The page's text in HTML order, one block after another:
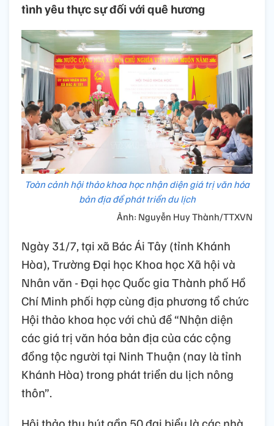
tình yêu thực sự đối với quê hương
Toàn cảnh hội thảo khoa học nhận diện giá trị văn hóa
bản địa để phát triển du lịch
Ảnh: Nguyễn Huy Thành/TTXVN
Ngày 31/7, tại xã Bác Ái Tây (tỉnh Khánh
Hòa), Trường Đại học Khoa học Xã hội và
Nhân văn - Đại học Quốc gia Thành phố Hồ
Chí Minh phối hợp cùng địa phương tổ chức
Hội thảo khoa học với chủ đề “Nhận diện
các giá trị văn hóa bản địa của các cộng
đồng tộc người tại Ninh Thuận (nay là tỉnh
Khánh Hòa) trong phát triển du lịch nông
thôn”.